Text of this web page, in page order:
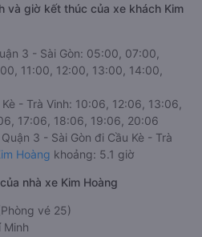
và giờ kết thúc của xe khách Kim
3 - Sài Gòn: 05:00, 07:00,
11:00, 12:00, 13:00, 14:00,
- Trà Vinh: 10:06, 12:06, 13:06,
17:06, 18:06, 19:06, 20:06
3 - Sài Gòn đi Cầu Kè - Trà
Hoàng khoảng: 5.1 giờ
nhà xe Kim Hoàng
vé 25)
Minh